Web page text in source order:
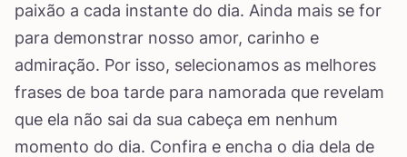
paixão a cada instante do dia. Ainda mais se for
para demonstrar nosso amor, carinho e
admiração. Por isso, selecionamos as melhores
frases de boa tarde para namorada que revelam
que ela não sai da sua cabeça em nenhum
momento do dia. Confira e encha o dia dela de